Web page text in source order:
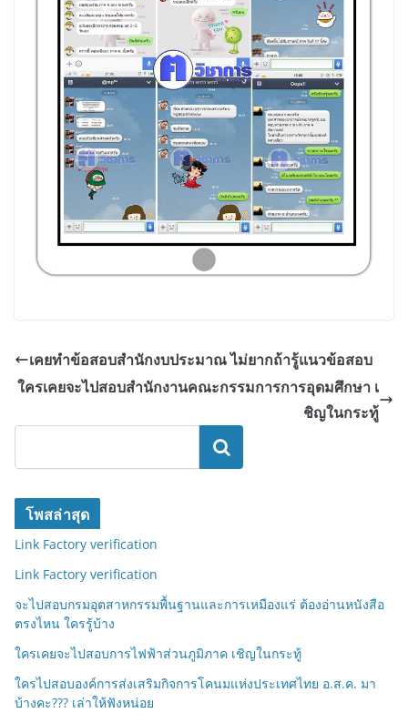
เคยทำข้อสอบสำนักงบประมาณ ไม่ยากถ้ารู้แนวข้อสอบ
ใครเคยจะไปสอบสำนักงานคณะกรรมการการอุดมศึกษา เ
ชิญในกระทู้
ค้นหา
โพสล่าสุด
Link Factory verification
Link Factory verification
จะไปสอบกรมอุตสาหกรรมพื้นฐานและการเหมืองแร่ ต้องอ่านหนังสือ
ตรงไหน ใครรู้บ้าง
ใครเคยจะไปสอบการไฟฟ้าส่วนภูมิภาค เชิญในกระทู้
ใครไปสอบองค์การส่งเสริมกิจการโคนมแห่งประเทศไทย อ.ส.ค. มา
บ้างคะ??? เล่าให้ฟังหน่อย